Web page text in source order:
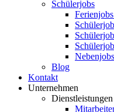
Schülerjobs
Blog
Kontakt
Unternehmen
Dienstleistungen